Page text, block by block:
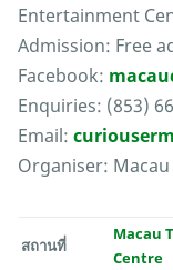
Entertainment
Admission: Free
Facebook:
Enquiries: (853)
Email:
Organiser:
สถานที่
Macau
Centre